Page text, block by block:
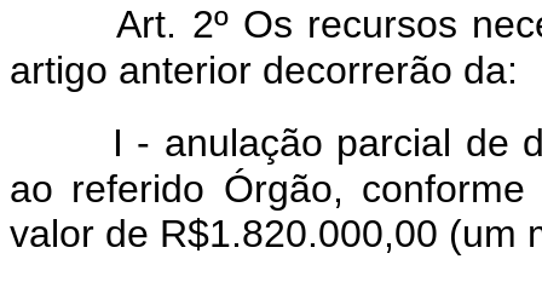
Art. 2º Os recursos
artigo anterior decorrerão da:
I - anulação parcial de
ao referido Órgão,
valor de R$1.820.000,00 (um